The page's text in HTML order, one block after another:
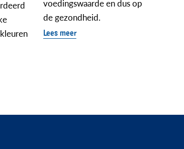
voedingswaarde en dus op
de gezondheid.
Lees meer